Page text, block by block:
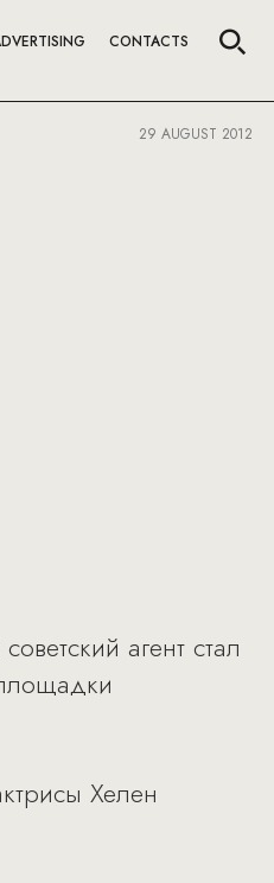
CONTACTS
29 AUGUST 2012
агент стал
Хелен